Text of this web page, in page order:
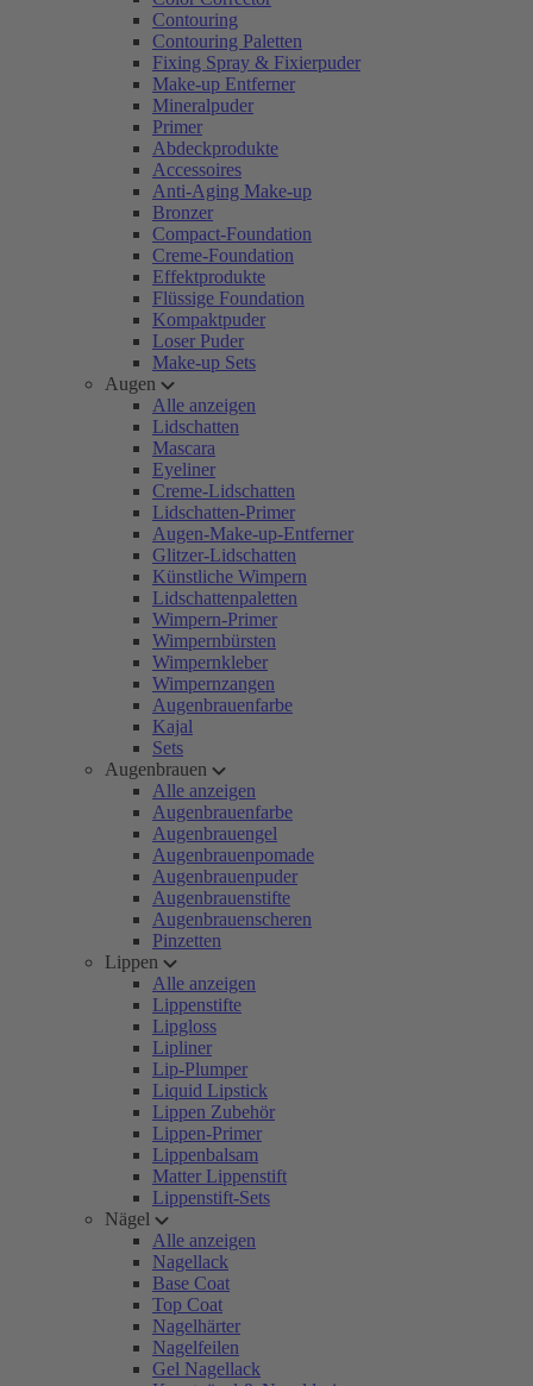
Contouring
Contouring Paletten
Fixing Spray & Fixierpuder
Make-up Entferner
Mineralpuder
Primer
Abdeckprodukte
Accessoires
Anti-Aging Make-up
Bronzer
Compact-Foundation
Creme-Foundation
Effektprodukte
Flüssige Foundation
Kompaktpuder
Loser Puder
Make-up Sets
Augen
Alle anzeigen
Lidschatten
Mascara
Eyeliner
Creme-Lidschatten
Lidschatten-Primer
Augen-Make-up-Entferner
Glitzer-Lidschatten
Künstliche Wimpern
Lidschattenpaletten
Wimpern-Primer
Wimpernbürsten
Wimpernkleber
Wimpernzangen
Augenbrauenfarbe
Kajal
Sets
Augenbrauen
Alle anzeigen
Augenbrauenfarbe
Augenbrauengel
Augenbrauenpomade
Augenbrauenpuder
Augenbrauenstifte
Augenbrauenscheren
Pinzetten
Lippen
Alle anzeigen
Lippenstifte
Lipgloss
Lipliner
Lip-Plumper
Liquid Lipstick
Lippen Zubehör
Lippen-Primer
Lippenbalsam
Matter Lippenstift
Lippenstift-Sets
Nägel
Alle anzeigen
Nagellack
Base Coat
Top Coat
Nagelhärter
Nagelfeilen
Gel Nagellack